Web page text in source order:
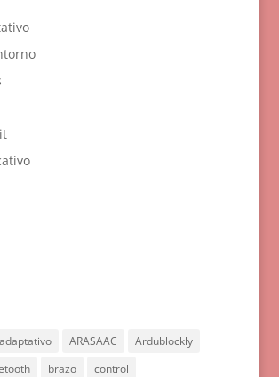
adaptativo ARASAAC
Ardublockly
brazo
control